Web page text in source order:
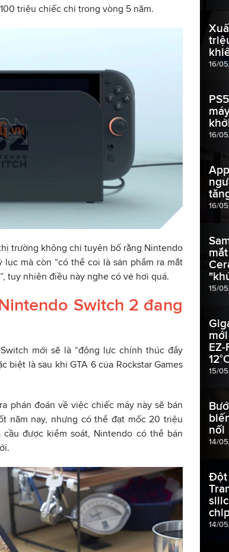
triệu chiếc chỉ trong vòng 5 năm.
trường không chỉ tuyên bố rằng Nintendo
mà còn “có thể coi là sản phẩm ra mắt
tuy nhiên điều này nghe có vẻ hơi quá.
Switch 2 đang
mới sẽ là “động lực chính thúc đẩy
biệt là sau khi GTA 6 của Rockstar Games
phán đoán về việc chiếc máy này sẽ bán
năm nay, nhưng có thể đạt mốc 20 triệu
được kiểm soát, Nintendo có thể bán
16/
16/
16/
15/
15/
nối
14/
Đột
14/